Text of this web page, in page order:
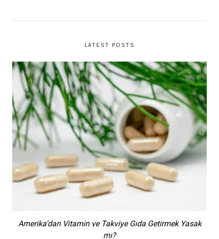
LATEST POSTS
Amerika’dan Vitamin ve Takviye Gıda Getirmek Yasak
mı?